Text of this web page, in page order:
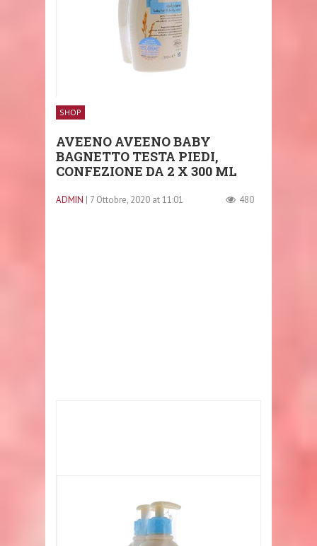
SHOP
AVEENO AVEENO BABY
BAGNETTO TESTA PIEDI,
CONFEZIONE DA 2 X 300 ML
ADMIN | 7 Ottobre, 2020 at 11:01 480